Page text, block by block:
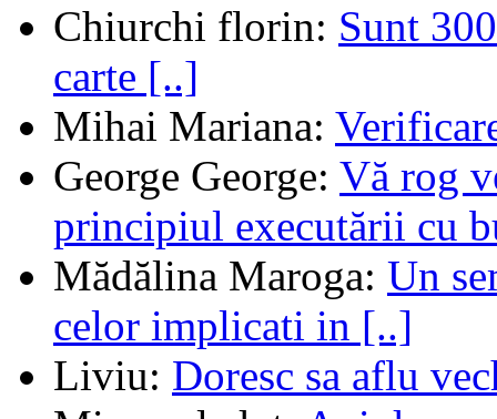
Chiurchi florin: Sunt
carte [..]
Mihai Mariana:
George George: Vă rog
principiul executării cu
Mădălina Maroga: Un
celor implicati in [..]
Liviu: Doresc sa aflu